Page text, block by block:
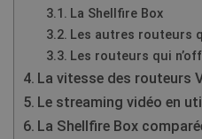
La Shellfire Box
Les autres routeurs
Les routeurs qui
La vitesse des routeurs
Le streaming vidéo en
La Shellfire Box